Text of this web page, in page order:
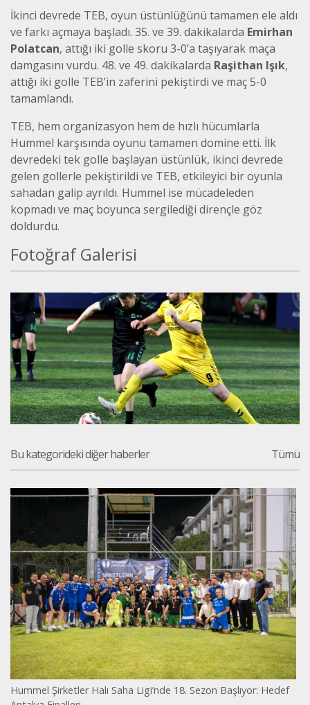
İkinci devrede TEB, oyun üstünlüğünü tamamen ele aldı
ve farkı açmaya başladı. 35. ve 39. dakikalarda Emirhan
Polatcan, attığı iki golle skoru 3-0’a taşıyarak maça
damgasını vurdu. 48. ve 49. dakikalarda Raşithan Işık,
attığı iki golle TEB’in zaferini pekiştirdi ve maç 5-0
tamamlandı.
TEB, hem organizasyon hem de hızlı hücumlarla
Hummel karşısında oyunu tamamen domine etti. İlk
devredeki tek golle başlayan üstünlük, ikinci devrede
gelen gollerle pekiştirildi ve TEB, etkileyici bir oyunla
sahadan galip ayrıldı. Hummel ise mücadeleden
kopmadı ve maç boyunca sergilediği dirençle göz
doldurdu.
Fotoğraf Galerisi
Bu kategorideki diğer haberler Tümü
Hummel Şirketler Halı Saha Ligi’nde 18. Sezon Başlıyor: Hedef